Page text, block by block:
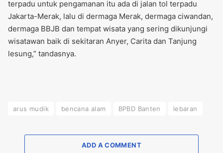
terpadu untuk pengamanan itu ada di jalan tol terpadu
Jakarta-Merak, lalu di dermaga Merak, dermaga ciwandan,
dermaga BBJB dan tempat wisata yang sering dikunjungi
wisatawan baik di sekitaran Anyer, Carita dan Tanjung
lesung,” tandasnya.
arus mudik bencana alam BPBD Banten lebaran
ADD A COMMENT